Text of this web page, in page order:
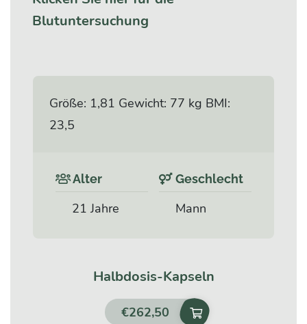
Blutuntersuchung
Größe: 1,81 Gewicht: 77 kg BMI:
23,5
Alter
21 Jahre
Geschlecht
Mann
Halbdosis-Kapseln
€262,50